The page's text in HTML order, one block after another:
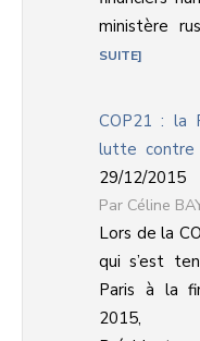
ministère
SUITE
COP21 : la
lutte contre
29/12/2015
Céline
Lors de la
qui s’est
Paris à la
2015,